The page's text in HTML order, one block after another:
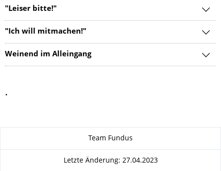
"Leiser bitte!"
"Ich will mitmachen!"
Weinend im Alleingang
.
Team Fundus
Letzte Änderung: 27.04.2023